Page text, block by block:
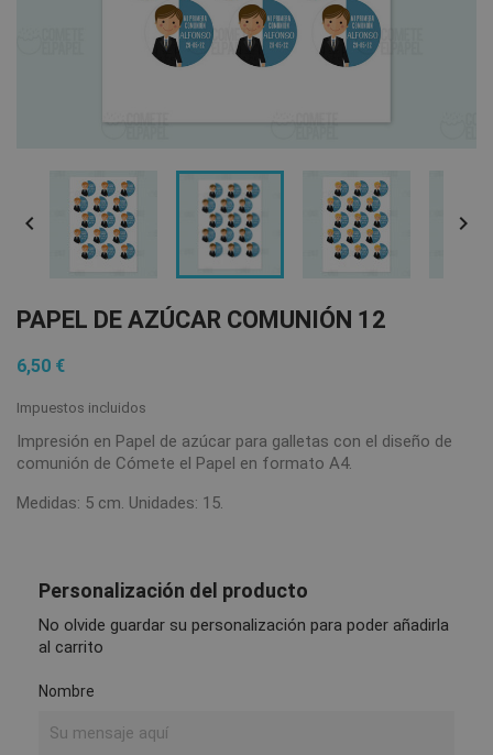
 
PAPEL DE AZÚCAR COMUNIÓN 12
6,50 €
Impuestos incluidos
Impresión en Papel de azúcar para galletas con el diseño de
comunión de Cómete el Papel en formato A4.
Medidas: 5 cm. Unidades: 15.
Personalización del producto
No olvide guardar su personalización para poder añadirla
al carrito
Nombre